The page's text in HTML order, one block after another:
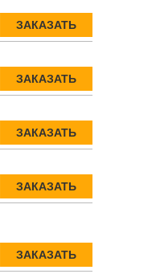
ЗАКАЗАТЬ
ЗАКАЗАТЬ
ЗАКАЗАТЬ
ЗАКАЗАТЬ
ЗАКАЗАТЬ